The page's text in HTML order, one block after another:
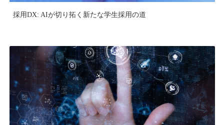
採用DX: AIが切り拓く新たな学生採用の道